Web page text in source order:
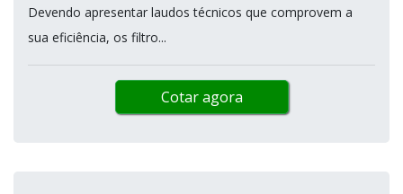
Devendo apresentar laudos técnicos que comprovem a
sua eficiência, os filtro...
Cotar agora